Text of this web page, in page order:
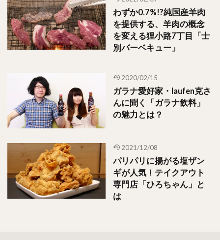
わずか0.7%!?純国産羊肉
を提供する、羊肉の概念
を変える狸小路7丁目「士
別バーベキュー」
2020/02/15
ガラナ愛好家・laufen克さ
んに聞く「ガラナ飲料」
の魅力とは？
2021/12/08
パリパリに揚がる塩ザン
ギが人気！テイクアウト
専門店「ひろちゃん」と
は